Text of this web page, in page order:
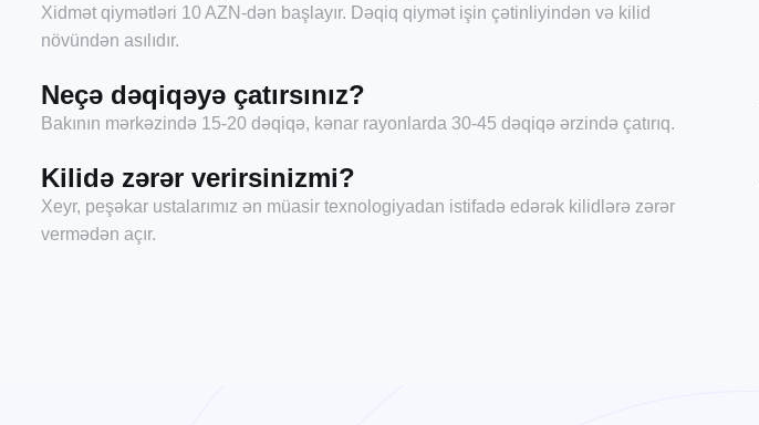
Xidmət qiymətləri 10 AZN-dən başlayır. Dəqiq qiymət işin çətinliyindən və kilid
növündən asılıdır.
Neçə dəqiqəyə çatırsınız?
Bakının mərkəzində 15-20 dəqiqə, kənar rayonlarda 30-45 dəqiqə ərzində çatırıq.
Kilidə zərər verirsinizmi?
Xeyr, peşəkar ustalarımız ən müasir texnologiyadan istifadə edərək kilidlərə zərər
vermədən açır.